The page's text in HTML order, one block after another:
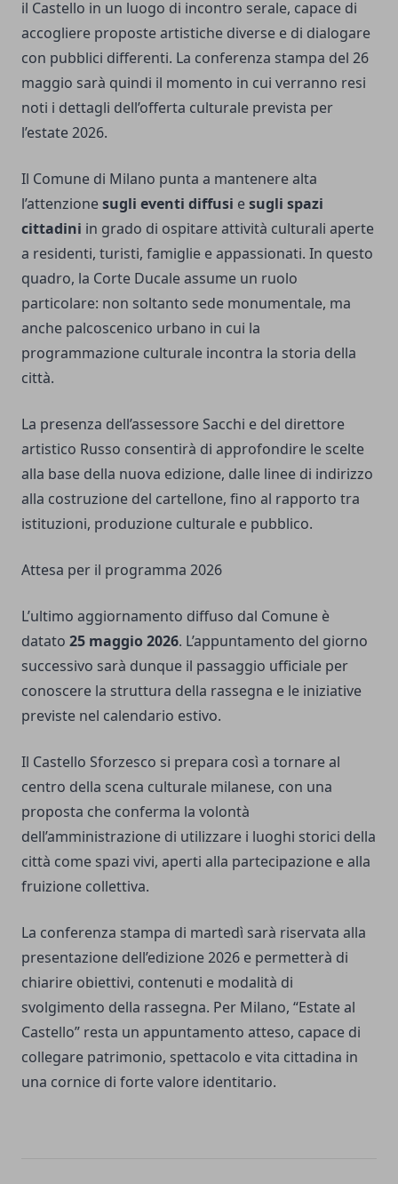
il Castello in un luogo di incontro serale, capace di
accogliere proposte artistiche diverse e di dialogare
con pubblici differenti. La conferenza stampa del 26
maggio sarà quindi il momento in cui verranno resi
noti i dettagli dell’offerta culturale prevista per
l’estate 2026.
Il Comune di Milano punta a mantenere alta
l’attenzionesugli eventi diffusi esugli spazi
cittadini in grado di ospitare attività culturali aperte
a residenti, turisti, famiglie e appassionati. In questo
quadro, la Corte Ducale assume un ruolo
particolare: non soltanto sede monumentale, ma
anche palcoscenico urbano in cui la
programmazione culturale incontra la storia della
città.
La presenza dell’assessore Sacchi e del direttore
artistico Russo consentirà di approfondire le scelte
alla base della nuova edizione, dalle linee di indirizzo
alla costruzione del cartellone, fino al rapporto tra
istituzioni, produzione culturale e pubblico.
Attesa per il programma 2026
L’ultimo aggiornamento diffuso dal Comune è
datato 25 maggio 2026. L’appuntamento del giorno
successivo sarà dunque il passaggio ufficiale per
conoscere la struttura della rassegna e le iniziative
previste nel calendario estivo.
Il Castello Sforzesco si prepara così a tornare al
centro della scena culturale milanese, con una
proposta che conferma la volontà
dell’amministrazione di utilizzare i luoghi storici della
città come spazi vivi, aperti alla partecipazione e alla
fruizione collettiva.
La conferenza stampa di martedì sarà riservata alla
presentazione dell’edizione 2026 e permetterà di
chiarire obiettivi, contenuti e modalità di
svolgimento della rassegna. Per Milano, “Estate al
Castello” resta un appuntamento atteso, capace di
collegare patrimonio, spettacolo e vita cittadina in
una cornice di forte valore identitario.